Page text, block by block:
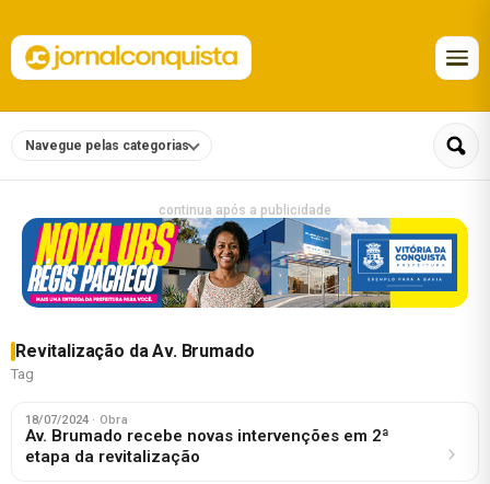
Navegue pelas categorias
continua após a publicidade
Revitalização da Av. Brumado
Tag
18/07/2024 · Obra
Av. Brumado recebe novas intervenções em 2ª
etapa da revitalização